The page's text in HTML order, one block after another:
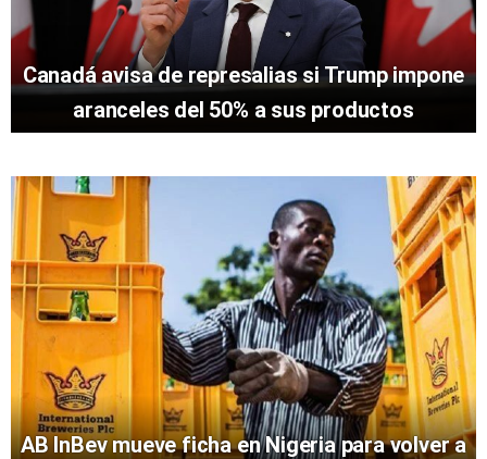
Canadá avisa de represalias si Trump impone
aranceles del 50% a sus productos
AB InBev mueve ficha en Nigeria para volver a